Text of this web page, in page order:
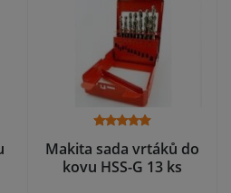
Makita sada vrtáků do
kovu HSS-G 13 ks